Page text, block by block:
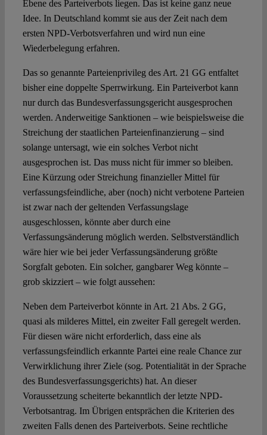
Ebene des Parteiverbots liegen. Das ist keine ganz neue
Idee. In Deutschland kommt sie aus der Zeit nach dem
ersten NPD-Verbotsverfahren und wird nun eine
Wiederbelegung erfahren.
Das so genannte Parteienprivileg des Art. 21 GG entfaltet
bisher eine doppelte Sperrwirkung. Ein Parteiverbot kann
nur durch das Bundesverfassungsgericht ausgesprochen
werden. Anderweitige Sanktionen – wie beispielsweise die
Streichung der staatlichen Parteienfinanzierung – sind
solange untersagt, wie ein solches Verbot nicht
ausgesprochen ist. Das muss nicht für immer so bleiben.
Eine Kürzung oder Streichung finanzieller Mittel für
verfassungsfeindliche, aber (noch) nicht verbotene Parteien
ist zwar nach der geltenden Verfassungslage
ausgeschlossen, könnte aber durch eine
Verfassungsänderung möglich werden. Selbstverständlich
wäre hier wie bei jeder Verfassungsänderung größte
Sorgfalt geboten. Ein solcher, gangbarer Weg könnte –
grob skizziert – wie folgt aussehen:
Neben dem Parteiverbot könnte in Art. 21 Abs. 2 GG,
quasi als milderes Mittel, ein zweiter Fall geregelt werden.
Für diesen wäre nicht erforderlich, dass eine als
verfassungsfeindlich erkannte Partei eine reale Chance zur
Verwirklichung ihrer Ziele (sog. Potentialität in der Sprache
des Bundesverfassungsgerichts) hat. An dieser
Voraussetzung scheiterte bekanntlich der letzte NPD-
Verbotsantrag. Im Übrigen entsprächen die Kriterien des
zweiten Falls denen des Parteiverbots. Seine rechtliche